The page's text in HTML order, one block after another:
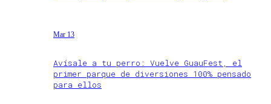
Mar 13
Avísale a tu perro: Vuelve GuauFest, el
primer parque de diversiones 100% pensado
para ellos